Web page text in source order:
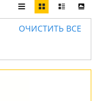
ОЧИСТИТЬ ВСЕ